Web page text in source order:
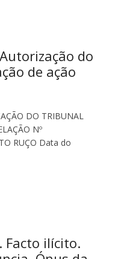
do
de ação
DO TRIBUNAL
Nº
RUÇO Data do
Facto ilícito.